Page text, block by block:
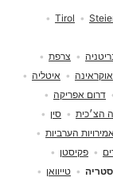
צרפת
אוקראינה
איטליה
דרום אפריקה
הצ׳כית
סין
הערביות
פקיסטן
טייוואן
Tirol